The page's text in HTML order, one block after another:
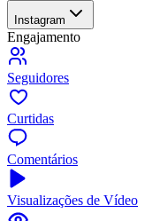
Instagram
Engajamento
Seguidores
Curtidas
Comentários
Visualizações de Vídeo